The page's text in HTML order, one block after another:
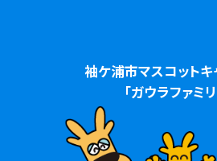
袖ケ浦市マスコットキ
「ガウラファミリ